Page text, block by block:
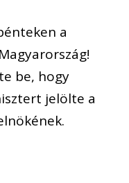
a
be, hogy
jelölte a